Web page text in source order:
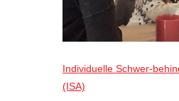
Individuelle Schwer-
(ISA)